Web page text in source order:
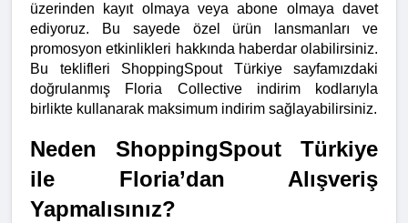
üzerinden kayıt olmaya veya abone olmaya davet
ediyoruz. Bu sayede özel ürün lansmanları ve
promosyon etkinlikleri hakkında haberdar olabilirsiniz.
Bu teklifleri ShoppingSpout Türkiye sayfamızdaki
doğrulanmış Floria Collective indirim kodlarıyla
birlikte kullanarak maksimum indirim sağlayabilirsiniz.
Neden ShoppingSpout Türkiye
ile Floria’dan Alışveriş
Yapmalısınız?